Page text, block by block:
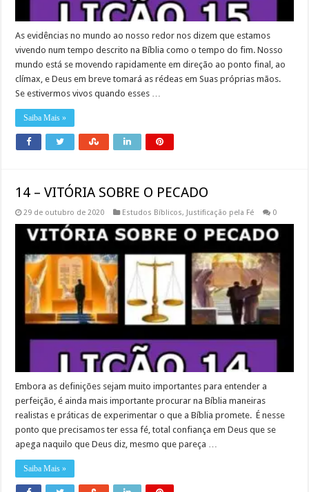
As evidências no mundo ao nosso redor nos dizem que estamos
vivendo num tempo descrito na Bíblia como o tempo do fim. Nosso
mundo está se movendo rapidamente em direção ao ponto final, ao
clímax, e Deus em breve tomará as rédeas em Suas próprias mãos.
Se estivermos vivos quando esses …
Saiba Mais »
14 – VITÓRIA SOBRE O PECADO
29 de outubro de 2020 Estudos Bíblicos, Justificação pela Fé 0
Embora as definições sejam muito importantes para entender a
perfeição, é ainda mais importante procurar na Bíblia maneiras
realistas e práticas de experimentar o que a Bíblia promete. É nesse
ponto que precisamos ter essa fé, total confiança em Deus que se
apega naquilo que Deus diz, mesmo que pareça …
Saiba Mais »